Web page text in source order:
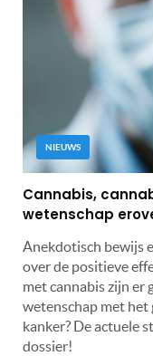
NIEUWS
Cannabis,
wetenschap
Anekdotisch bewijs
over de positieve
met cannabis zijn er
wetenschap met het
kanker? De actuele
dossier!